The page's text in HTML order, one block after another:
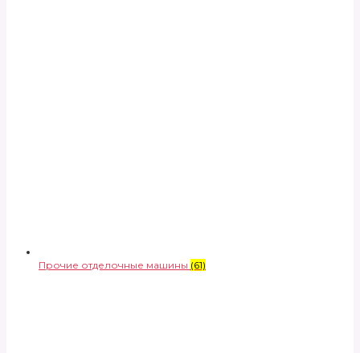
Прочие отделочные машины (61)